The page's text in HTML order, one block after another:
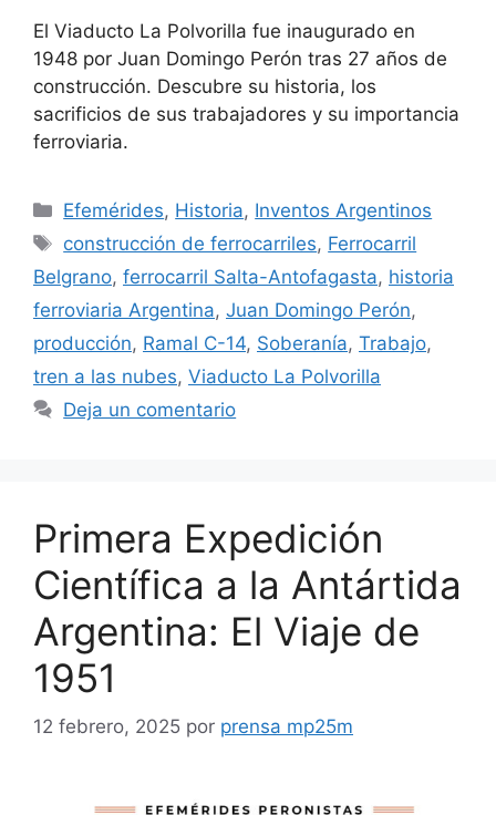
El Viaducto La Polvorilla fue inaugurado en
1948 por Juan Domingo Perón tras 27 años de
construcción. Descubre su historia, los
sacrificios de sus trabajadores y su importancia
ferroviaria.
Efemérides, Historia, Inventos Argentinos
construcción de ferrocarriles, Ferrocarril
Belgrano, ferrocarril Salta-Antofagasta, historia
ferroviaria Argentina, Juan Domingo Perón,
producción, Ramal C-14, Soberanía, Trabajo,
tren a las nubes, Viaducto La Polvorilla
Deja un comentario
Primera Expedición
Científica a la Antártida
Argentina: El Viaje de
1951
12 febrero, 2025 por prensa mp25m